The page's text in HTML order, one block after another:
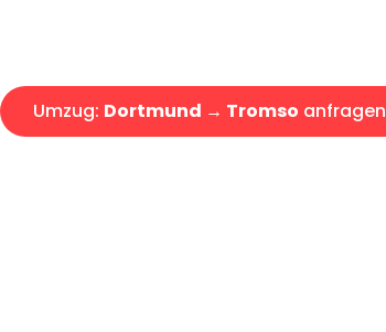
Umzug: Dortmund → Tromso anfragen